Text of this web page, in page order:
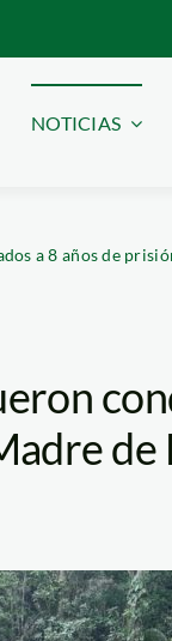
NOTICIAS
a 8 años de
de